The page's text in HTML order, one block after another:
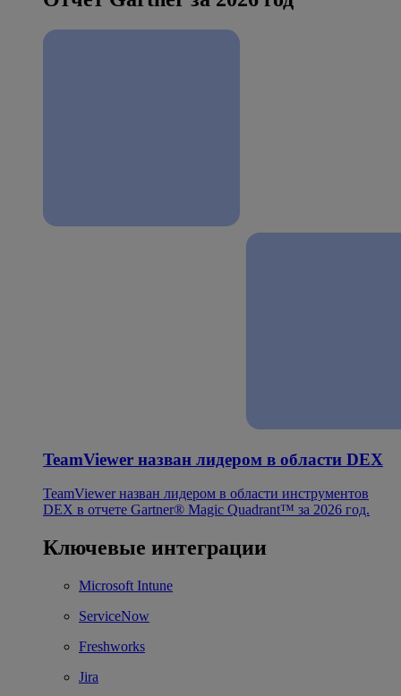
TeamViewer назван лидером в области DEX
TeamViewer назван лидером в области инструментов
DEX в отчете Gartner® Magic Quadrant™ за 2026 год.
Ключевые интеграции
Microsoft Intune
ServiceNow
Freshworks
Jira